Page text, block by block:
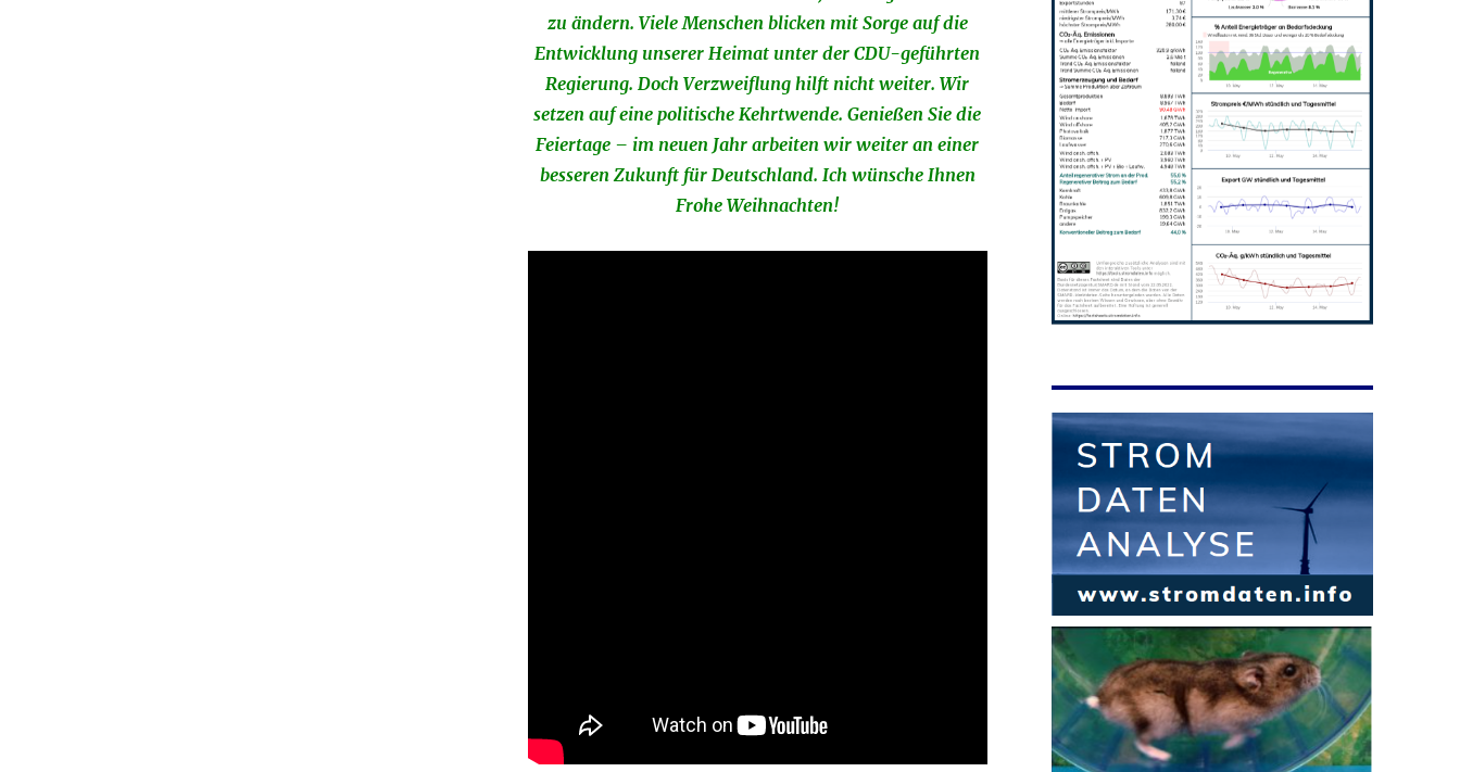
zu ändern. Viele Menschen blicken mit Sorge auf die
Entwicklung unserer Heimat unter der CDU-geführten
Regierung. Doch Verzweiflung hilft nicht weiter. Wir
setzen auf eine politische Kehrtwende. Genießen Sie die
Feiertage – im neuen Jahr arbeiten wir weiter an einer
besseren Zukunft für Deutschland. Ich wünsche Ihnen
Frohe Weihnachten!